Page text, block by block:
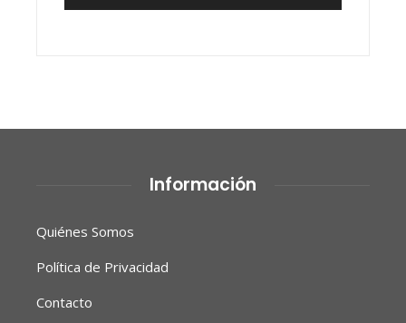
Información
Quiénes Somos
Política de Privacidad
Contacto